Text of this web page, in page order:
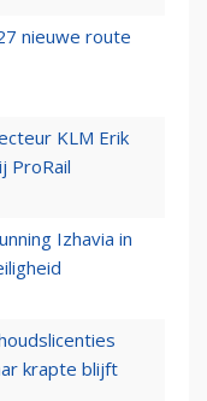
nieuwe route
KLM Erik
ProRail
Izhavia in
krapte blijft